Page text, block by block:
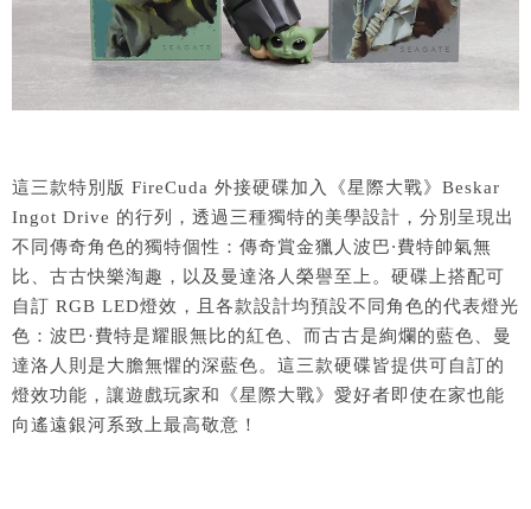
這三款特別版 FireCuda 外接硬碟加入《星際大戰》Beskar
Ingot Drive 的行列，透過三種獨特的美學設計，分別呈現出
不同傳奇角色的獨特個性：傳奇賞金獵人波巴·費特帥氣無
比、古古快樂淘趣，以及曼達洛人榮譽至上。硬碟上搭配可
自訂 RGB LED燈效，且各款設計均預設不同角色的代表燈光
色：波巴·費特是耀眼無比的紅色、而古古是絢爛的藍色、曼
達洛人則是大膽無懼的深藍色。這三款硬碟皆提供可自訂的
燈效功能，讓遊戲玩家和《星際大戰》愛好者即使在家也能
向遙遠銀河系致上最高敬意！